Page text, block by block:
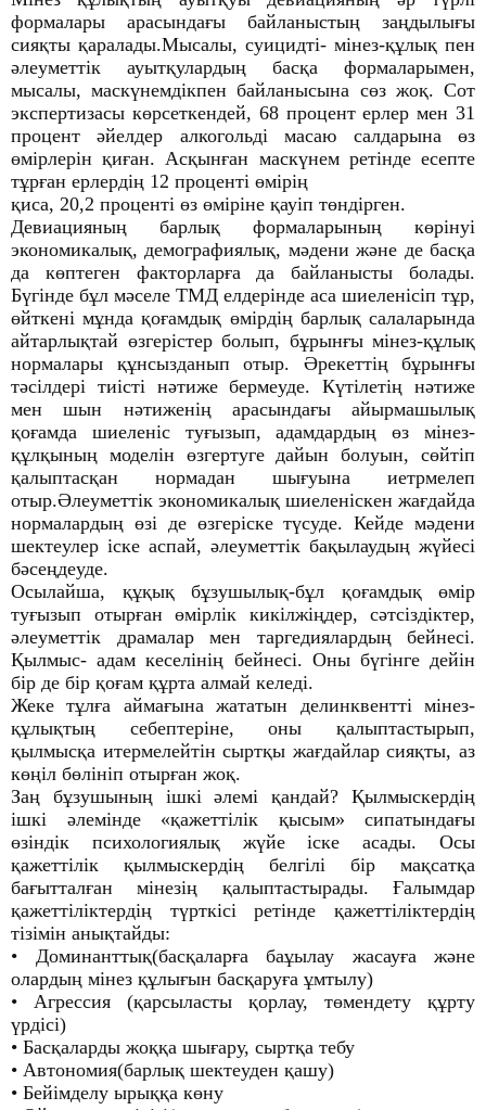
формалары арасындағы байланыстың заңдылығы
сияқты қаралады.Мысалы, суицидті- мінез-құлық пен
әлеуметтік ауытқулардың басқа формаларымен,
мысалы, маскүнемдікпен байланысына сөз жоқ. Сот
экспертизасы көрсеткендей, 68 процент ерлер мен 31
процент әйелдер алкогольді масаю салдарына өз
өмірлерін қиған. Асқынған маскүнем ретінде есепте
тұрған ерлердің 12 проценті өмірің
қиса, 20,2 проценті өз өміріне қауіп төндірген.
Девиацияның барлық формаларының көрінуі
экономикалық, демографиялық, мәдени және де басқа
да көптеген факторларға да байланысты болады.
Бүгінде бұл мәселе ТМД елдерінде аса шиеленісіп тұр,
өйткені мұнда қоғамдық өмірдің барлық салаларында
айтарлықтай өзгерістер болып, бұрынғы мінез-құлық
нормалары құнсызданып отыр. Әрекеттің бұрынғы
тәсілдері тиісті нәтиже бермеуде. Күтілетің нәтиже
мен шын нәтиженің арасындағы айырмашылық
қоғамда шиеленіс туғызып, адамдардың өз мінез-
құлқының моделін өзгертуге дайын болуын, сөйтіп
қалыптасқан нормадан шығуына иетрмелеп
отыр.Әлеуметтік экономикалық шиеленіскен жағдайда
нормалардың өзі де өзгеріске түсуде. Кейде мәдени
шектеулер іске аспай, әлеуметтік бақылаудың жүйесі
бәсеңдеуде.
Осылайша, құқық бұзушылық-бұл қоғамдық өмір
туғызып отырған өмірлік кикілжіңдер, сәтсіздіктер,
әлеуметтік драмалар мен таргедиялардың бейнесі.
Қылмыс- адам кеселінің бейнесі. Оны бүгінге дейін
бір де бір қоғам құрта алмай келеді.
Жеке тұлға аймағына жататын делинквентті мінез-
құлықтың себептеріне, оны қалыптастырып,
қылмысқа итермелейтін сыртқы жағдайлар сияқты, аз
көңіл бөлініп отырған жоқ.
Заң бұзушының ішкі әлемі қандай? Қылмыскердің
ішкі әлемінде «қажеттілік қысым» сипатындағы
өзіндік психологиялық жүйе іске асады. Осы
қажеттілік қылмыскердің белгілі бір мақсатқа
бағытталған мінезің қалыптастырады. Ғалымдар
қажеттіліктердің түрткісі ретінде қажеттіліктердің
тізімін анықтайды:
• Доминанттық(басқаларға баұылау жасауға және
олардың мінез құлығын басқаруға ұмтылу)
• Агрессия (қарсыласты қорлау, төмендету құрту
үрдісі)
• Басқаларды жоққа шығару, сыртқа тебу
• Автономия(барлық шектеуден қашу)
• Бейімделу ырыққа көну